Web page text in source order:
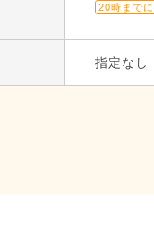
20時まで
指定なし